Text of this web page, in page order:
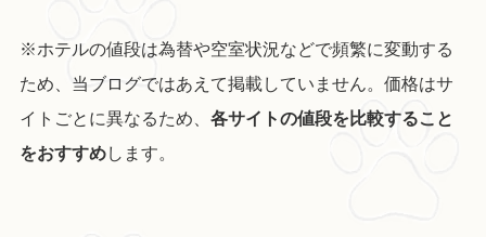
※ホテルの値段は為替や空室状況などで頻繁に変動する
ため、当ブログではあえて掲載していません。価格はサ
イトごとに異なるため、 各サイトの値段を比較すること
をおすすめします。